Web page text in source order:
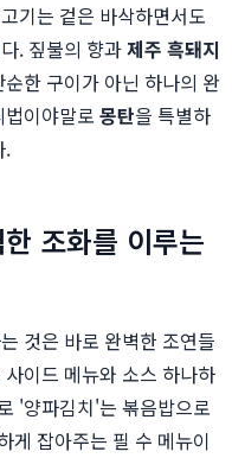
기는 겉은 바삭하면서도
. 짚불의 향과제주 흑돼지
한 구이가 아닌 하나의 완
이야말로 몽탄을 특별하
.
조화를 이루는
것은 바로 완벽한 조연들
이드 메뉴와 소스 하나하
'양파김치'는 볶음밥으로
게 잡아주는 필 수 메뉴이